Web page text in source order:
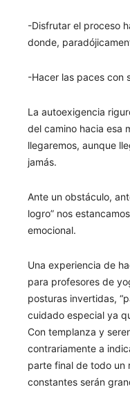
-Disfrutar el proceso
donde,
-Hacer las paces con
La autoexigencia
del camino hacia esa
llegaremos, aunque
jamás.
Ante un obstáculo,
logro” nos
emocional.
Una experiencia de
para profesores de
posturas invertidas,
cuidado especial ya
Con templanza y
contrariamente a
parte final de todo un
constantes serán